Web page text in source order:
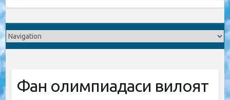
Фан олимпиадаси вилоят